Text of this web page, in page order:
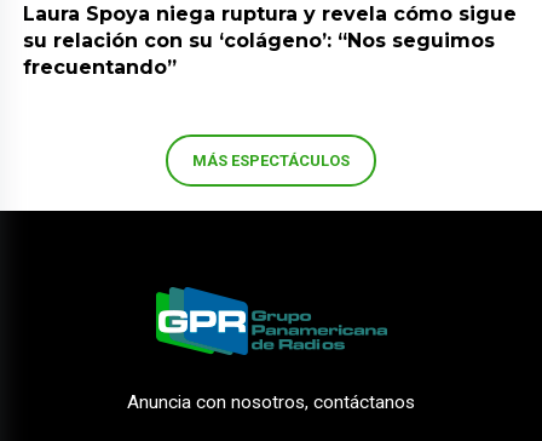
Laura Spoya niega ruptura y revela cómo sigue
su relación con su ‘colágeno’: “Nos seguimos
frecuentando”
MÁS ESPECTÁCULOS
Anuncia con nosotros, contáctanos